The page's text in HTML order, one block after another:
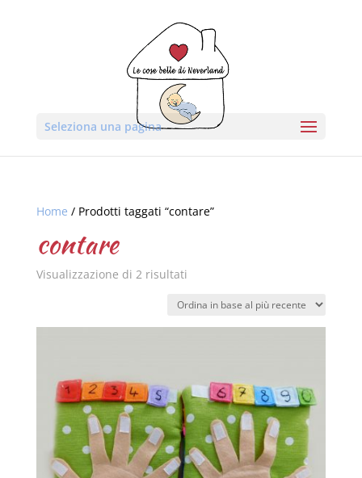
Seleziona una pagina
Home / Prodotti taggati “contare”
contare
Visualizzazione di 2 risultati